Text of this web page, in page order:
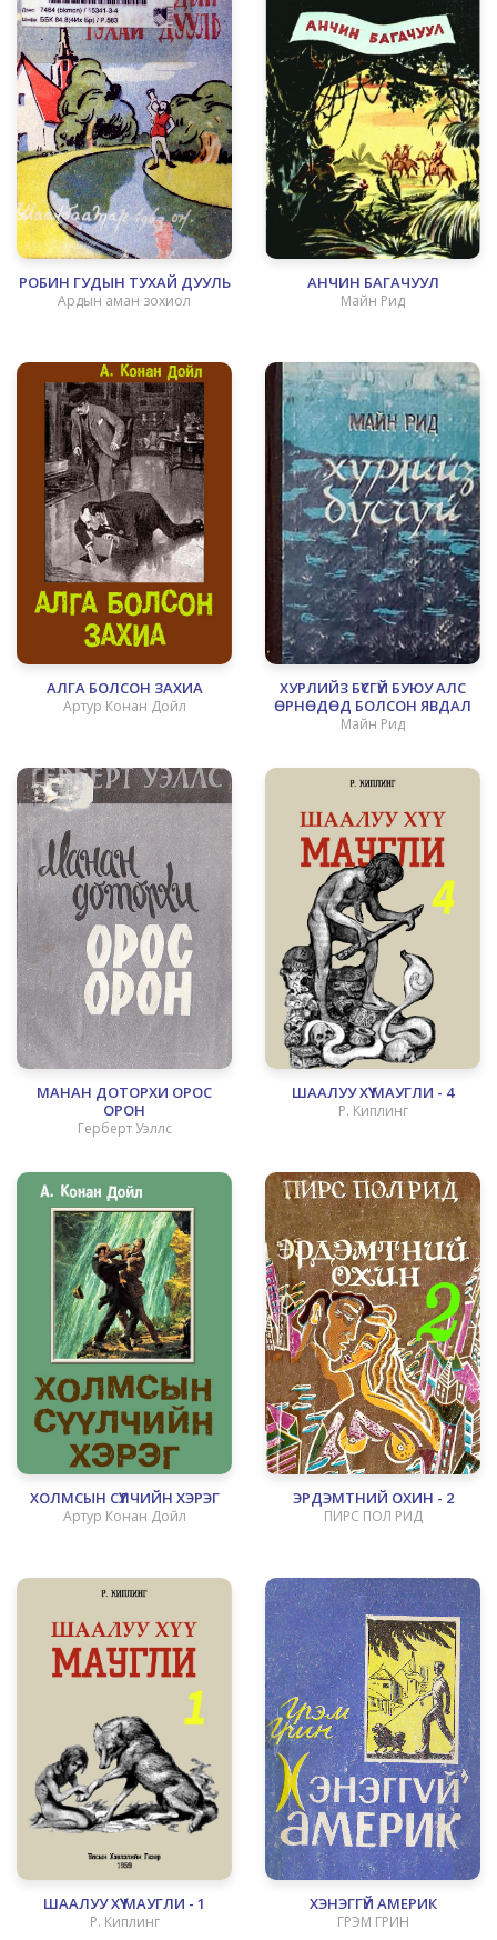
РОБИН ГУДЫН ТУХАЙ ДУУЛЬ
Ардын аман зохиол
АНЧИН БАГАЧУУЛ
Майн Рид
АЛГА БОЛСОН ЗАХИА
Артур Конан Дойл
ХУРЛИЙЗ БҮСГҮЙ БУЮУ АЛС
ӨРНӨДӨД БОЛСОН ЯВДАЛ
Майн Рид
МАНАН ДОТОРХИ ОРОС
ОРОН
Герберт Уэллс
ШААЛУУ ХҮҮ МАУГЛИ - 4
Р. Киплинг
ХОЛМСЫН СҮҮЛЧИЙН ХЭРЭГ
Артур Конан Дойл
ЭРДЭМТНИЙ ОХИН - 2
ПИРС ПОЛ РИД
ШААЛУУ ХҮҮ МАУГЛИ - 1
Р. Киплинг
ХЭНЭГГҮЙ АМЕРИК
ГРЭМ ГРИН